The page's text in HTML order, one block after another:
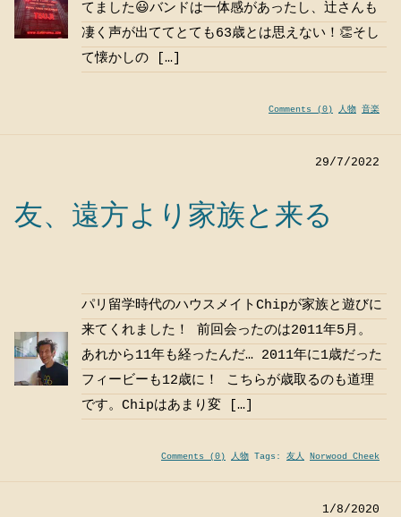
てました😃バンドは一体感があったし、辻さんも
凄く声が出ててとても63歳とは思えない！👏そし
て懐かしの […]
Comments (0) 人物 音楽
29/7/2022
友、遠方より家族と来る
パリ留学時代のハウスメイトChipが家族と遊びに
来てくれました！ 前回会ったのは2011年5月。
あれから11年も経ったんだ… 2011年に1歳だった
フィービーも12歳に！ こちらが歳取るのも道理
です。Chipはあまり変 […]
Comments (0) 人物 Tags: 友人 Norwood Cheek
1/8/2020